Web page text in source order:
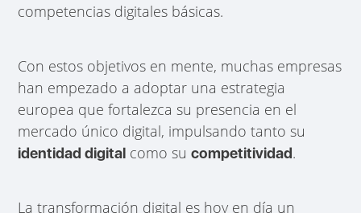
competencias digitales básicas.
Con estos objetivos en mente, muchas empresas
han empezado a adoptar una estrategia
europea que fortalezca su presencia en el
mercado único digital, impulsando tanto su
identidad digital como sucompetitividad.
La transformación digital es hoy en día un